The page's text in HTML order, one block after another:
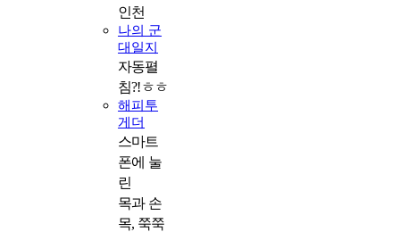
인천
나의 군
대일지
자동펼
침?!ㅎㅎ
해피투
게더
스마트
폰에 눌
린
목과 손
목, 쭉쭉